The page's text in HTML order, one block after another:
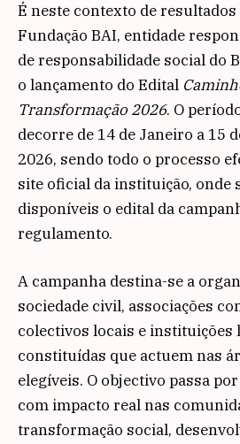
É neste contexto de
Fundação BAI, entidade
de responsabilidade social do
o lançamento do Edital
Transformação 2026. O
decorre de 14 de Janeiro a 15
2026, sendo todo o processo
site oficial da instituição, onde
disponíveis o edital da
regulamento.
A campanha destina-se a
sociedade civil, associações
colectivos locais e instituições
constituídas que actuem nas
elegíveis. O objectivo passa
com impacto real nas
transformação social,